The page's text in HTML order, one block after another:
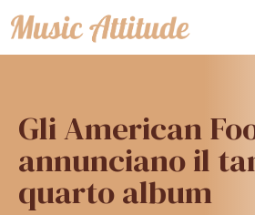
Vai
al
Gli American
annunciano il
quarto album